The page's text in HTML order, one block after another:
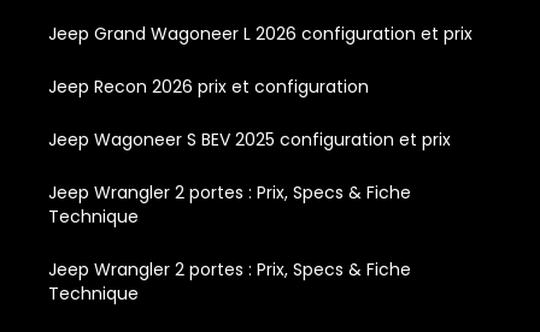
Jeep Grand Wagoneer L 2026 configuration et prix
Jeep Recon 2026 prix et configuration
Jeep Wagoneer S BEV 2025 configuration et prix
Jeep Wrangler 2 portes : Prix, Specs & Fiche
Technique
Jeep Wrangler 2 portes : Prix, Specs & Fiche
Technique